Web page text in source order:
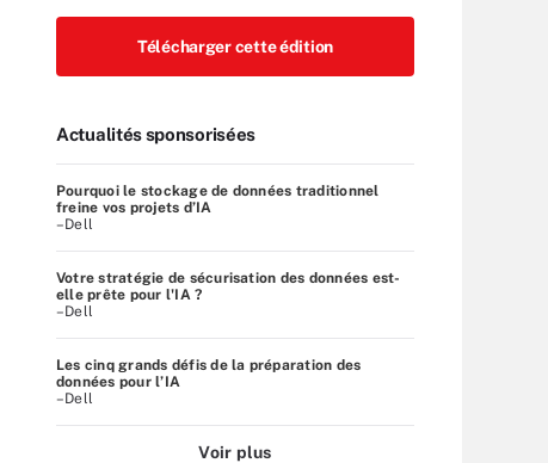
Télécharger cette édition
Actualités sponsorisées
Pourquoi le stockage de données traditionnel
freine vos projets d’IA
–Dell
Votre stratégie de sécurisation des données est-
elle prête pour l'IA ?
–Dell
Les cinq grands défis de la préparation des
données pour l’IA
–Dell
Voir plus